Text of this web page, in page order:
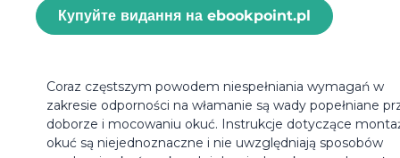
Купуйте видання на ebookpoint.pl
Coraz częstszym powodem niespełniania wymagań w
zakresie odporności na włamanie są wady popełniane
doborze i mocowaniu okuć. Instrukcje dotyczące
okuć są niejednoznaczne i nie uwzględniają sposobów